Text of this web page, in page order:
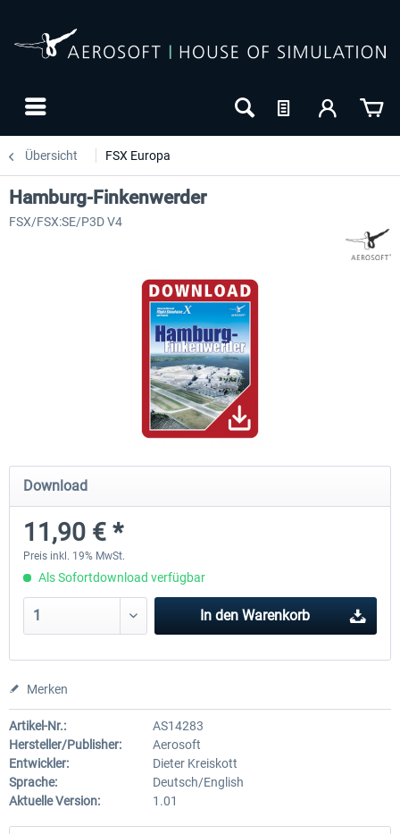
Übersicht FSX Europa
Mega Airport Frankfurt V2.0
29,95 € *
Mega Airport Berlin
Hamburg-Finkenwerder
FSX/FSX:SE/P3D V4
Download
11,90 € *
Preis inkl. 19% MwSt.
Als Sofortdownload verfügbar
In den Warenkorb
Merken
Artikel-Nr.:
AS14283
Hersteller/Publisher:
Aerosoft
Entwickler:
Dieter Kreiskott
Sprache:
Deutsch/English
Aktuelle Version:
1.01